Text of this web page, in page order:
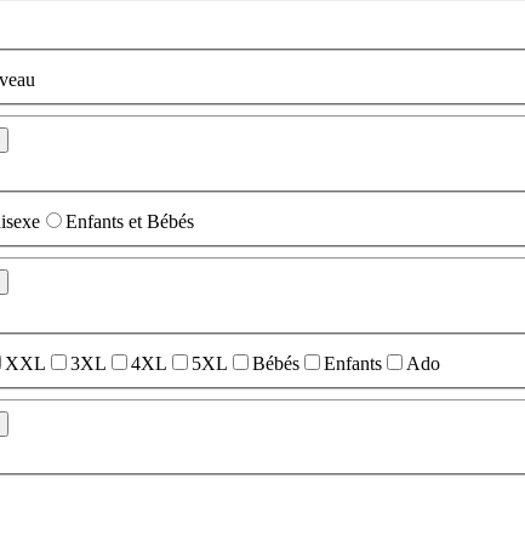
Enfants et Bébés
XXL 3XL 4XL 5XL Bébés Enfants Ado